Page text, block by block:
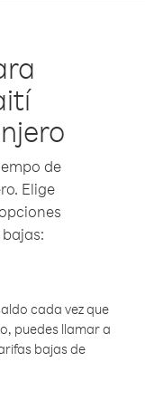
de
Elige
cada vez que
puedes llamar a
bajas de